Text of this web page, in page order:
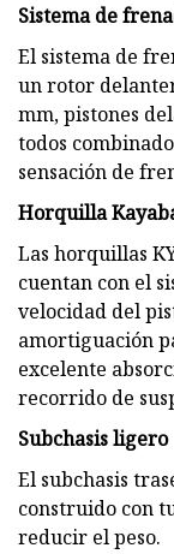
Sistema de
El sistema de
un rotor
mm, pistones
todos
sensación de
Horquilla
Las horquillas
cuentan con el
velocidad del
amortiguación
excelente
recorrido de
Subchasis ligero
El subchasis
construido con
reducir el peso.